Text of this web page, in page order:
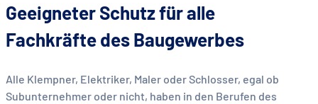
Geeigneter Schutz für alle
Fachkräfte des Baugewerbes
Alle Klempner, Elektriker, Maler oder Schlosser, egal ob
Subunternehmer oder nicht, haben in den Berufen des